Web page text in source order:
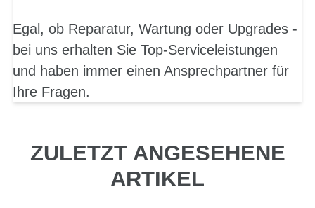
Egal, ob Reparatur, Wartung oder Upgrades -
bei uns erhalten Sie Top-Serviceleistungen
und haben immer einen Ansprechpartner für
Ihre Fragen.
ZULETZT ANGESEHENE
ARTIKEL